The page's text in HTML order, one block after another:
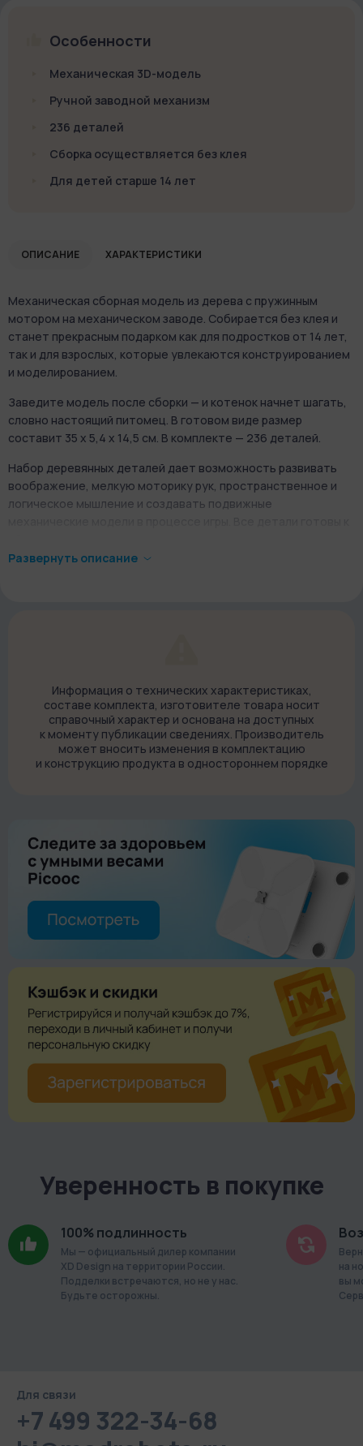
Особенности
Механическая 3D-модель
Ручной заводной механизм
236 деталей
Сборка осуществляется без клея
Для детей старше 14 лет
ОПИСАНИЕ ХАРАКТЕРИСТИКИ
Механическая сборная модель из дерева с пружинным
мотором на механическом заводе. Собирается без клея и
станет прекрасным подарком как для подростков от 14 лет,
так и для взрослых, которые увлекаются конструированием
и моделированием.
Заведите модель после сборки — и котенок начнет шагать,
словно настоящий питомец. В готовом виде размер
составит 35 x 5,4 x 14,5 см. В комплекте — 236 деталей.
Набор деревянных деталей дает возможность развивать
воображение, мелкую моторику рук, пространственное и
логическое мышление и создавать подвижные
понадобятся.
Развернуть описание
Информация о технических характеристиках,
составе комплекта, изготовителе товара носит
справочный характер и основана на доступных
к моменту публикации сведениях. Производитель
может вносить изменения в комплектацию
и конструкцию продукта в одностороннем порядке
Уверенность в покупке
100% подлинность
Мы — официальный дилер компании
XD Design на территории России.
Подделки встречаются, но не у нас.
Будьте осторожны.
на
вы
Для связи
+7 499 322-34-68